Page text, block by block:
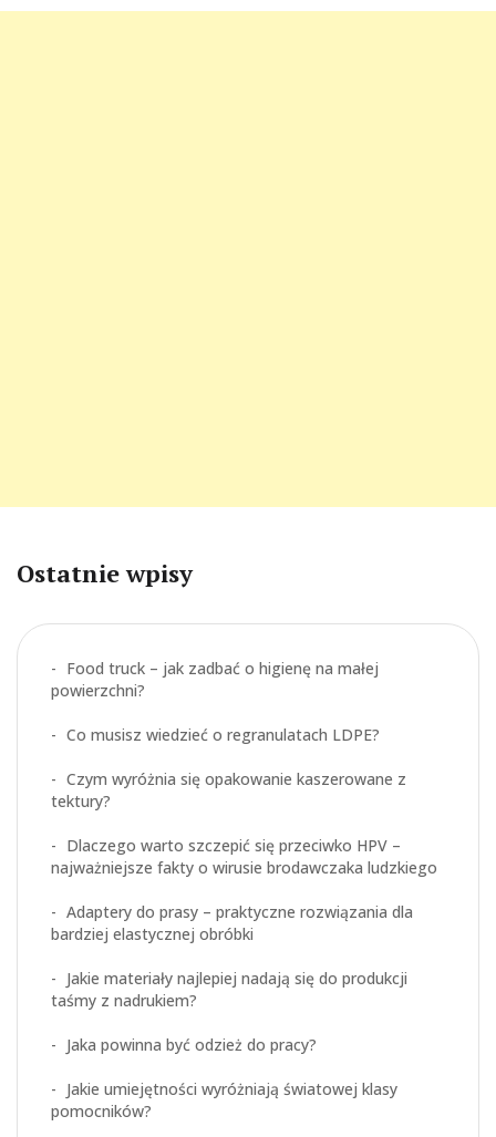
Ostatnie wpisy
Food truck – jak zadbać o higienę na małej
powierzchni?
Co musisz wiedzieć o regranulatach LDPE?
Czym wyróżnia się opakowanie kaszerowane z
tektury?
Dlaczego warto szczepić się przeciwko HPV –
najważniejsze fakty o wirusie brodawczaka ludzkiego
Adaptery do prasy – praktyczne rozwiązania dla
bardziej elastycznej obróbki
Jakie materiały najlepiej nadają się do produkcji
taśmy z nadrukiem?
Jaka powinna być odzież do pracy?
Jakie umiejętności wyróżniają światowej klasy
pomocników?